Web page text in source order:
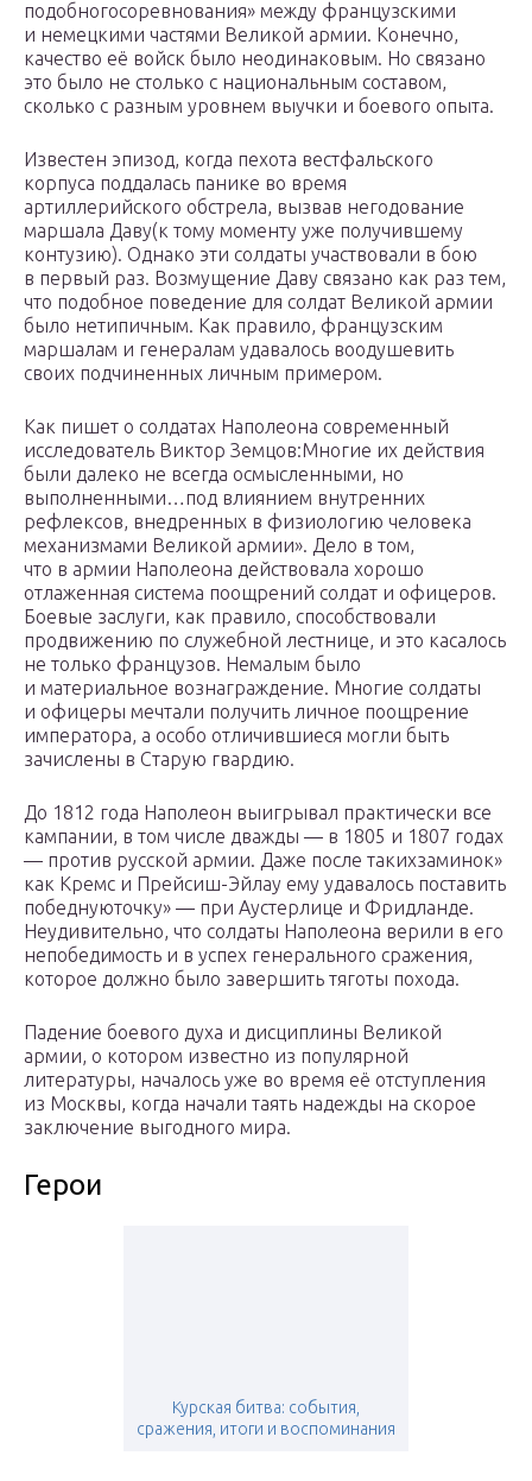
подобногосоревнования» между французскими
и немецкими частями Великой армии. Конечно,
качество её войск было неодинаковым. Но связано
это было не столько с национальным составом,
сколько с разным уровнем выучки и боевого опыта.
Известен эпизод, когда пехота вестфальского
корпуса поддалась панике во время
артиллерийского обстрела, вызвав негодование
маршала Даву(к тому моменту уже получившему
контузию). Однако эти солдаты участвовали в бою
в первый раз. Возмущение Даву связано как раз тем,
что подобное поведение для солдат Великой армии
было нетипичным. Как правило, французским
маршалам и генералам удавалось воодушевить
своих подчиненных личным примером.
Как пишет о солдатах Наполеона современный
исследователь Виктор Земцов:Многие их действия
были далеко не всегда осмысленными, но
выполненными…под влиянием внутренних
рефлексов, внедренных в физиологию человека
механизмами Великой армии». Дело в том,
что в армии Наполеона действовала хорошо
отлаженная система поощрений солдат и офицеров.
Боевые заслуги, как правило, способствовали
продвижению по служебной лестнице, и это касалось
не только французов. Немалым было
и материальное вознаграждение. Многие солдаты
и офицеры мечтали получить личное поощрение
императора, а особо отличившиеся могли быть
зачислены в Старую гвардию.
До 1812 года Наполеон выигрывал практически все
кампании, в том числе дважды — в 1805 и 1807 годах
— против русской армии. Даже после такихзаминок»
как Кремс и Прейсиш-Эйлау ему удавалось поставить
победнуюточку» — при Аустерлице и Фридланде.
Неудивительно, что солдаты Наполеона верили в его
непобедимость и в успех генерального сражения,
которое должно было завершить тяготы похода.
Падение боевого духа и дисциплины Великой
армии, о котором известно из популярной
литературы, началось уже во время её отступления
из Москвы, когда начали таять надежды на скорое
заключение выгодного мира.
Герои
Курская битва: события,
сражения, итоги и воспоминания